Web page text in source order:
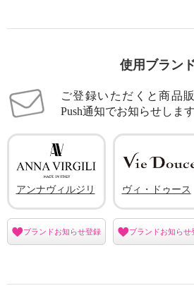
使用ブラン
ご登録いただくと商品
Push通知でお知らせします
アンナヴィルジリ
ブランドお知らせ登録
ヴィ・ドゥース
ブランドお知らせ